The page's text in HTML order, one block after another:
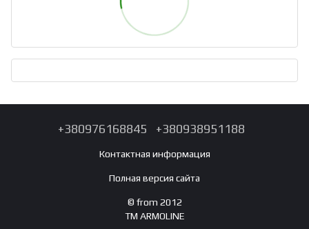
+380976168845 +380938951188
Контактная информация
Полная версия сайта
© from 2012
TM ARMOLINE